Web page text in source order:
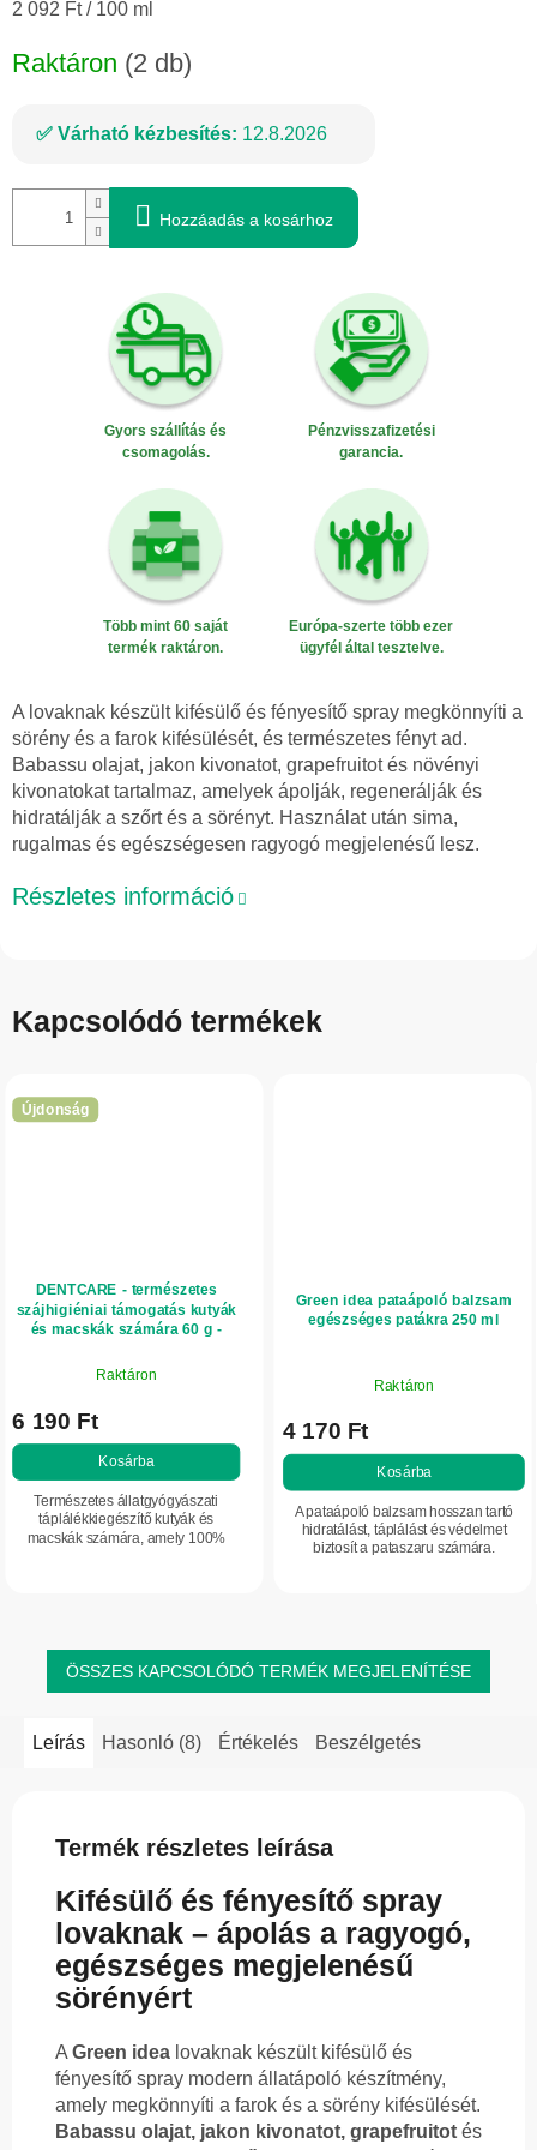
Egységár:
2 092 Ft / 100 ml
Raktáron (2 db)
Várható kézbesítés: 12.8.2026
Hozzáadás a kosárhoz
Gyors szállítás és
csomagolás.
Pénzvisszafizetési
garancia.
Több mint 60 saját
termék raktáron.
Európa-szerte több ezer
ügyfél által tesztelve.
A lovaknak készült kifésülő és fényesítő spray megkönnyíti a
sörény és a farok kifésülését, és természetes fényt ad.
Babassu olajat, jakon kivonatot, grapefruitot és növényi
kivonatokat tartalmaz, amelyek ápolják, regenerálják és
hidratálják a szőrt és a sörényt. Használat után sima,
rugalmas és egészségesen ragyogó megjelenésű lesz.
Részletes információ
Kapcsolódó termékek
Újdonság
DENTCARE - természetes
szájhigiéniai támogatás kutyák
és macskák számára 60 g -
Raktáron
6 190 Ft
Kosárba
Természetes állatgyógyászati
táplálékkiegészítő kutyák és
macskák számára, amely 100%
Green idea pataápoló balzsam
egészséges patákra 250 ml
Raktáron
4 170 Ft
Kosárba
A pataápoló balzsam hosszan tartó
hidratálást, táplálást és védelmet
biztosít a pataszaru számára.
ÖSSZES KAPCSOLÓDÓ TERMÉK MEGJELENÍTÉSE
Leírás Hasonló (8) Értékelés Beszélgetés
Termék részletes leírása
Kifésülő és fényesítő spray
lovaknak – ápolás a ragyogó,
egészséges megjelenésű
sörényért
A Green idea lovaknak készült kifésülő és
fényesítő spray modern állatápoló készítmény,
amely megkönnyíti a farok és a sörény kifésülését.
Babassu olajat, jakon kivonatot, grapefruitot és